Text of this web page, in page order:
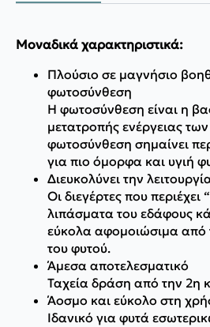
Μοναδικά χαρακτηριστικά:
Πλούσιο σε μαγνήσιο
φωτοσύνθεση
Η φωτοσύνθεση είναι η
μετατροπής ενέργειας
φωτοσύνθεση σημαίνει
για πιο όμορφα και υγιή
Διευκολύνει την
Οι διεγέρτες που περιέχει
λιπάσματα του εδάφους
εύκολα αφομοιώσιμα από
του φυτού.
Άμεσα αποτελεσματικό
Ταχεία δράση από την 2η
Άοσμο και εύκολο στη
Ιδανικό για φυτά